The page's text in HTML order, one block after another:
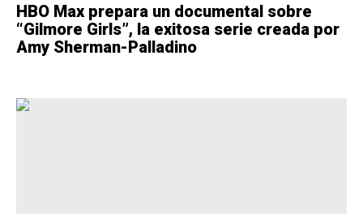
HBO Max prepara un documental sobre
“Gilmore Girls”, la exitosa serie creada por
Amy Sherman-Palladino